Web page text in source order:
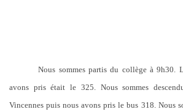
Nous sommes partis du collège à 9h30.
avons pris était le 325. Nous sommes
Vincennes puis nous avons pris le bus 318. Nous